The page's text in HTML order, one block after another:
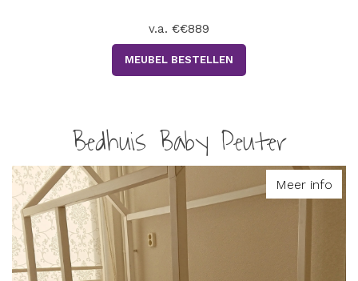
v.a. €€889
MEUBEL BESTELLEN
Bedhuis Baby Peuter
Meer info